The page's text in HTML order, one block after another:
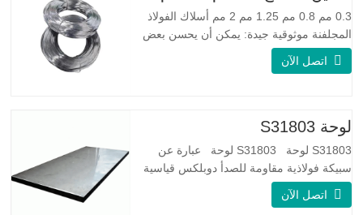
0.3 مم 0.8 مم 1.25 مم 2 مم أسلاك الفولاذ
المجلفنة موثوقية جيدة: يمكن أن يحسن بعض
العقد والنتوءات والصدأ على الأسلاك الفولاذية
مرونة جيدة: صلابة الفولاذ المجلفن جيدة جدًا،
اتصل الآن
لوحة S31803
S31803 لوحة S31803 لوحة عبارة عن
سبيكة فولاذية مقاومة للصدأ دوبلكس قياسية
على الوجهين. لديها بنية مجهرية من
اتصل الآن